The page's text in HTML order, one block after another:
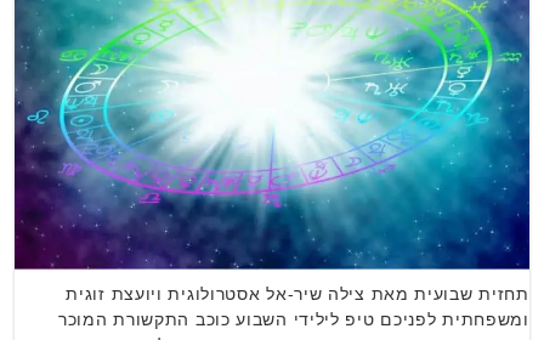
תחזית שבועית מאת צילה שיר-אל אסטרולוגית ויועצת זוגית
ומשפחתית לפניכם טיפ לילידי השבוע כוכב התקשורת המוכר